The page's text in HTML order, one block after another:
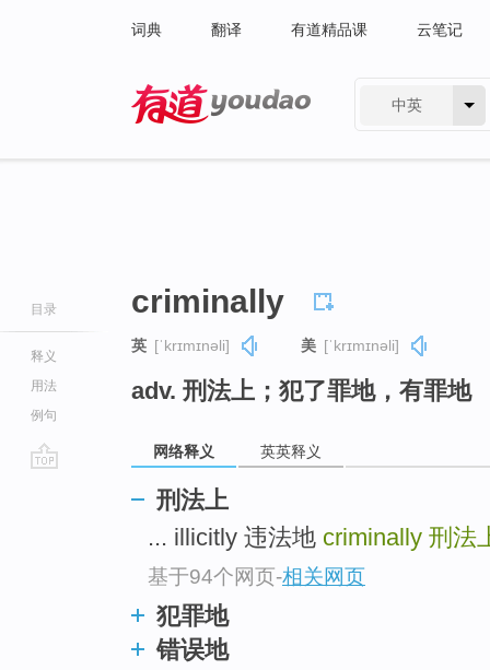
词典 翻译 有道精品课 云笔记
中英
目录
释义
用法
例句
criminally
英 [ˈkrɪmɪnəli] 美 [ˈkrɪmɪnəli]
adv. 刑法上；犯了罪地，有罪地
网络释义 英英释义
刑法上
... illicitly 违法地 criminally 刑法
基于94个网页-相关网页
犯罪地
错误地